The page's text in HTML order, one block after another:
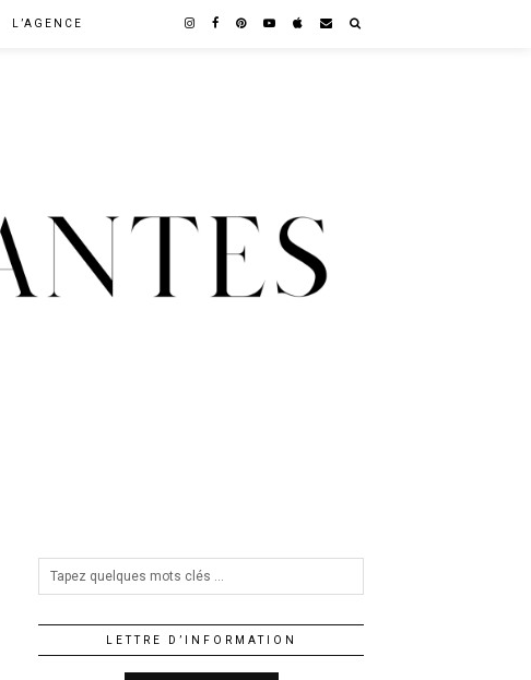
L’AGENCE
LETTRE D’INFORMATION